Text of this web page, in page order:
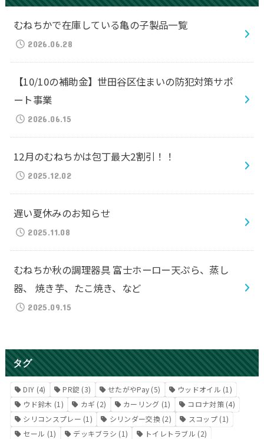
むねちかで在庫している亀の子製品一覧
2026.06.28
【10/10の補助金】世田谷区住まいの防犯対策サポ
ート事業
2026.06.15
12月のむねちかは包丁最大2割引！！
2025.12.02
遅い夏休みのお知らせ
2025.11.08
むねちか秋の調理器具 富士ホーロー天ぷら、蒸し
器、 焼き芋、たこ焼き、など
2025.09.15
タグ
DIY (4) PR錠 (3) せたがやPay (5) ウッドオイル (1)
ウド鈴木 (1) カギ (2) カーリング (1) コロナ対策(4)
シリコンスプレー (1) シリンダー交換(2) スコップ(1)
セール (1) デッキブラシ (1) トイレトラブル (2)